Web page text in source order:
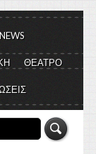
ΘΕΑΤΡΟ